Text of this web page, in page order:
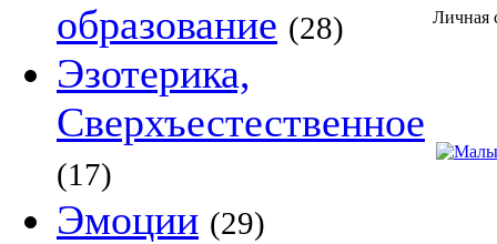
образование (28)
Эзотерика,
Сверхъестественное
(17)
Эмоции (29)
Личная